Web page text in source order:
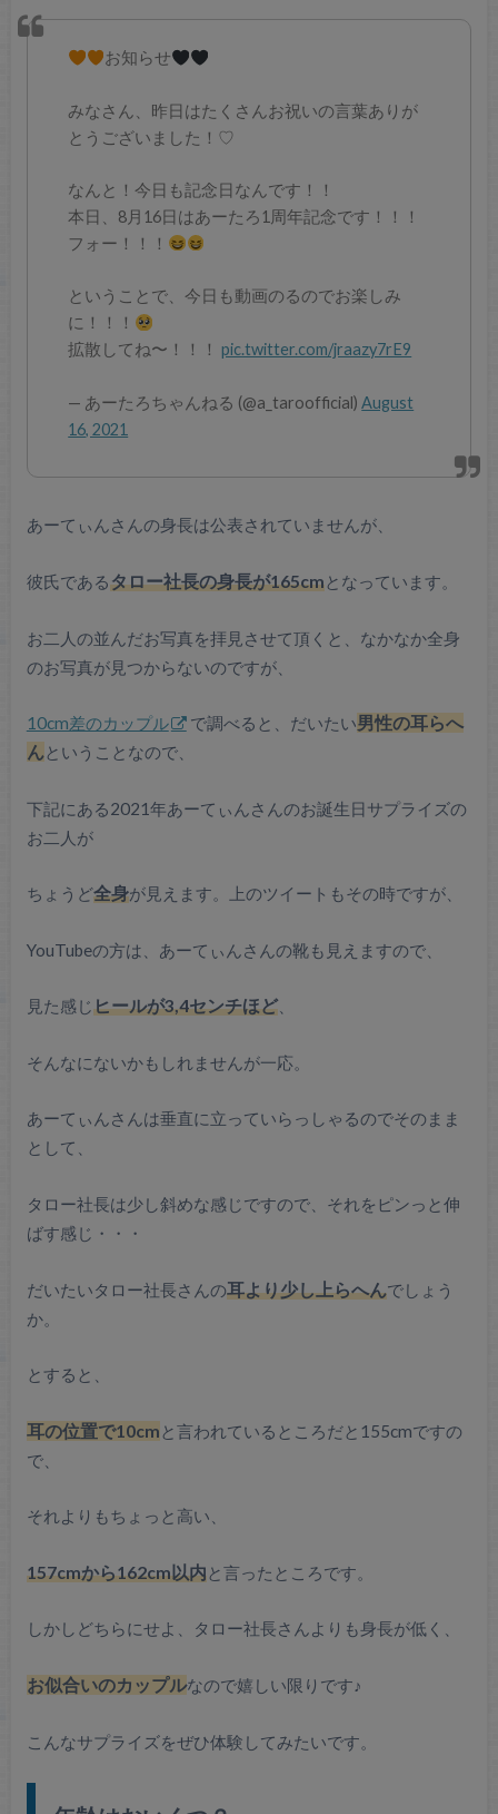
お知らせ
みなさん、昨日はたくさんお祝いの言葉ありが
とうございました！♡
なんと！今日も記念日なんです！！
本日、8月16日はあーたろ1周年記念です！！！
フォー！！！
ということで、今日も動画のるのでお楽しみ
に！！！
拡散してね〜！！！pic.twitter.com/jraazy7rE9
— あーたろちゃんねる (@a_taroofficial)August
16, 2021
あーてぃんさんの身長は公表されていませんが、
彼氏であるタロー社長の身長が165cmとなっています。
お二人の並んだお写真を拝見させて頂くと、なかなか全身
のお写真が見つからないのですが、
10cm差のカップル で調べると、だいたい男性の耳らへ
んということなので、
下記にある2021年あーてぃんさんのお誕生日サプライズの
お二人が
ちょうど全身が見えます。上のツイートもその時ですが、
YouTubeの方は、あーてぃんさんの靴も見えますので、
見た感じヒールが3,4センチほど、
そんなにないかもしれませんが一応。
あーてぃんさんは垂直に立っていらっしゃるのでそのまま
として、
タロー社長は少し斜めな感じですので、それをピンっと伸
ばす感じ・・・
だいたいタロー社長さんの耳より少し上らへんでしょう
か。
とすると、
耳の位置で10cmと言われているところだと155cmですの
で、
それよりもちょっと高い、
157cmから162cm以内と言ったところです。
しかしどちらにせよ、タロー社長さんよりも身長が低く、
お似合いのカップルなので嬉しい限りです♪
こんなサプライズをぜひ体験してみたいです。